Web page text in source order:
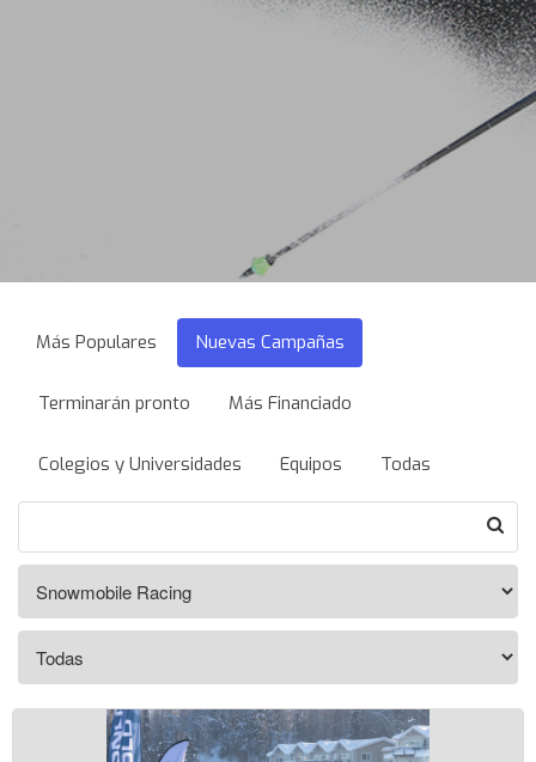
Más Populares Nuevas Campañas
Terminarán pronto Más Financiado
Colegios y Universidades Equipos Todas